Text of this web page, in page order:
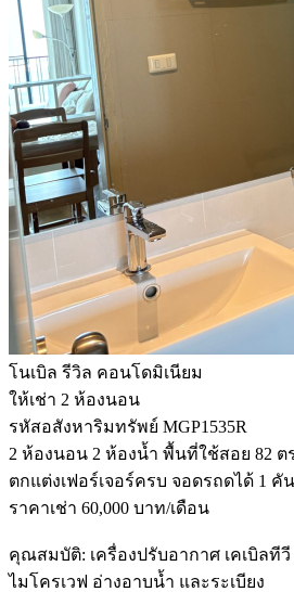
โนเบิล รีวิล คอนโดมิเนียม
ให้เช่า 2 ห้องนอน
รหัสอสังหาริมทรัพย์ MGP1535R
2 ห้องนอน 2 ห้องน้ำ พื้นที่ใช้สอย 82 ต
ตกแต่งเฟอร์เจอร์ครบ จอดรถดได้ 1 คัน
ราคาเช่า 60,000 บาท/เดือน
คุณสมบัติ: เครื่องปรับอากาศ เคเบิลทีวี
ไมโครเวฟ อ่างอาบน้ำ และระเบียง